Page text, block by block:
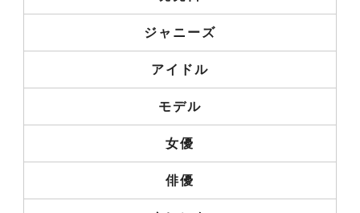
ジャニーズ
アイドル
モデル
女優
俳優